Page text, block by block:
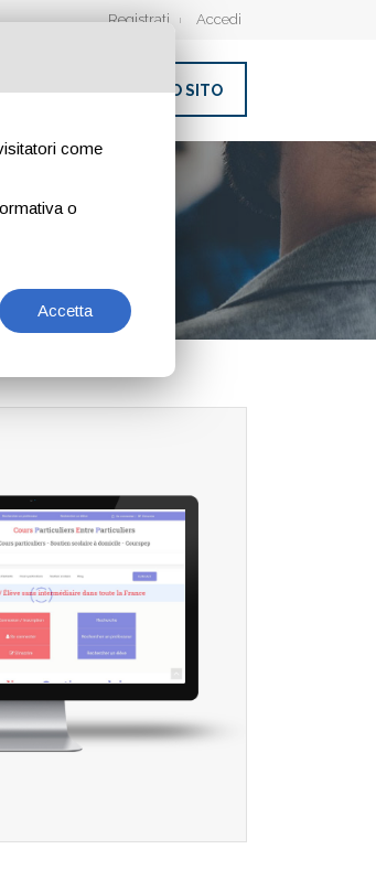
Registrati Accedi
INSERISCI IL TUO SITO
come
o
Accetta